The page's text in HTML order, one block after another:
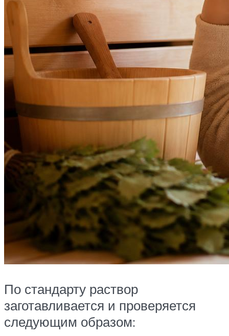
По стандарту раствор
заготавливается и проверяется
следующим образом: